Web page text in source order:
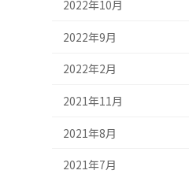
2022年10月
2022年9月
2022年2月
2021年11月
2021年8月
2021年7月